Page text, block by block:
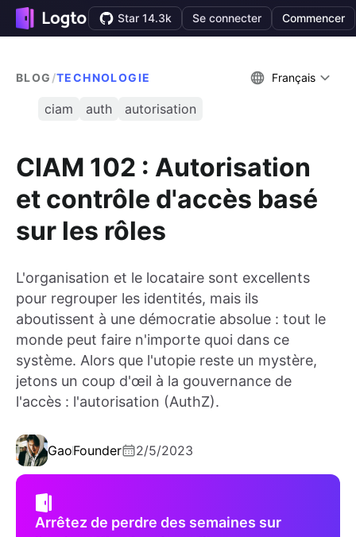
Star 14.3k Se connecter Commencer
BLOG /TECHNOLOGIE Français
ciam auth autorisation
CIAM 102 : Autorisation
et contrôle d'accès basé
sur les rôles
L'organisation et le locataire sont excellents
pour regrouper les identités, mais ils
aboutissent à une démocratie absolue : tout le
monde peut faire n'importe quoi dans ce
système. Alors que l'utopie reste un mystère,
jetons un coup d'œil à la gouvernance de
l'accès : l'autorisation (AuthZ).
GaoFounder 2/5/2023
Arrêtez de perdre des semaines sur